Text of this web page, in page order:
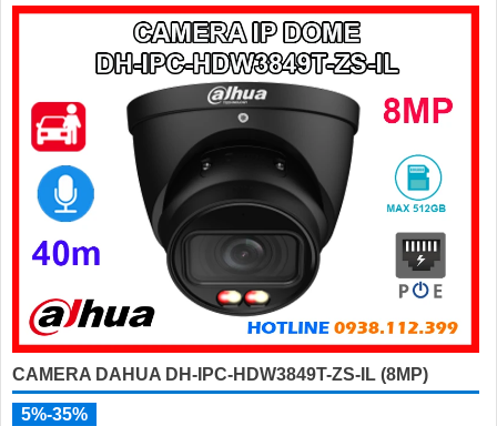
giảm thiểu cảnh báo giả, hỗ trợ khe thẻ nhớ lên đến 512GB,
chuẩn chống nước IP67 giá rẻ
CAMERA DAHUA DH-IPC-HDW3849T-ZS-IL (8MP)
5%-35%